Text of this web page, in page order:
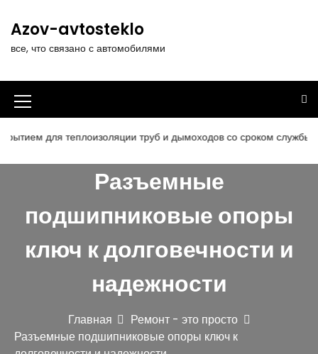
т
к
д
Azov-avtosteklo
все, что связано с автомобилями
И
к
о
к
а
м
теплоизоляции труб и дымоходов со сроком службы 25 лет
Разъемные
подшипниковые опоры
ключ к долговечности и
надежности
Главная
Ремонт - это просто
Разъемные подшипниковые опоры ключ к